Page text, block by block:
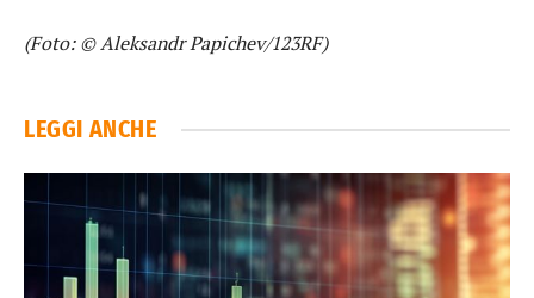
(Foto: © Aleksandr Papichev/123RF)
LEGGI ANCHE